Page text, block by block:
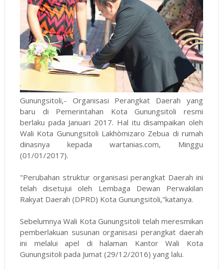
Gunungsitoli,- Organisasi Perangkat Daerah yang
baru di Pemerintahan Kota Gunungsitoli resmi
berlaku pada Januari 2017. Hal itu disampaikan oleh
Wali Kota Gunungsitoli Lakhòmizaro Zebua di rumah
dinasnya kepada wartanias.com, Minggu
(01/01/2017).
"Perubahan struktur organisasi perangkat Daerah ini
telah disetujui oleh Lembaga Dewan Perwakilan
Rakyat Daerah (DPRD) Kota Gunungsitoli,"katanya.
Sebelumnya Wali Kota Gunungsitoli telah meresmikan
pemberlakuan susunan organisasi perangkat daerah
ini melalui apel di halaman Kantor Wali Kota
Gunungsitoli pada Jumat (29/12/2016) yang lalu.